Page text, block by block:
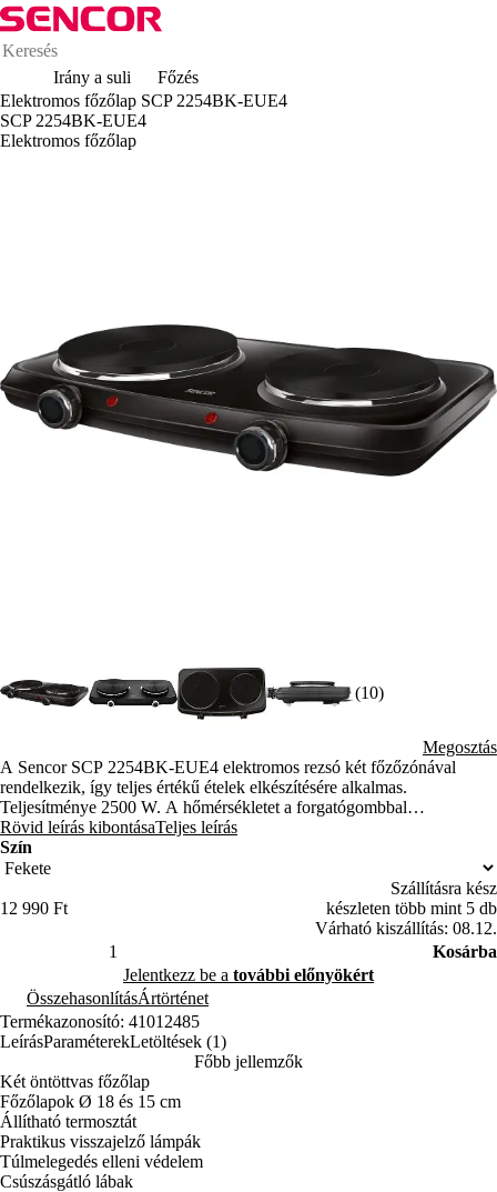
Irány a suli
Főzés
Elektromos főzőlap SCP 2254BK-EUE4
SCP 2254BK-EUE4
Elektromos főzőlap
(10)
Megosztás
A Sencor SCP 2254BK-EUE4 elektromos rezsó két főzőzónával
rendelkezik, így teljes értékű ételek elkészítésére alkalmas.
Teljesítménye 2500 W. A hőmérsékletet a forgatógombbal
fokozatmentesen szabályozhatja.
Rövid leírás kibontásaTeljes leírás
Szín
12 990 Ft
Szállításra kész
készleten több mint 5 db
Várható kiszállítás: 08.12.
Kosárba
Jelentkezz be a további előnyökért
ÖsszehasonlításÁrtörténet
Termékazonosító: 41012485
LeírásParaméterekLetöltések (1)
Főbb jellemzők
Két öntöttvas főzőlap
Főzőlapok Ø 18 és 15 cm
Állítható termosztát
Praktikus visszajelző lámpák
Túlmelegedés elleni védelem
Csúszásgátló lábak